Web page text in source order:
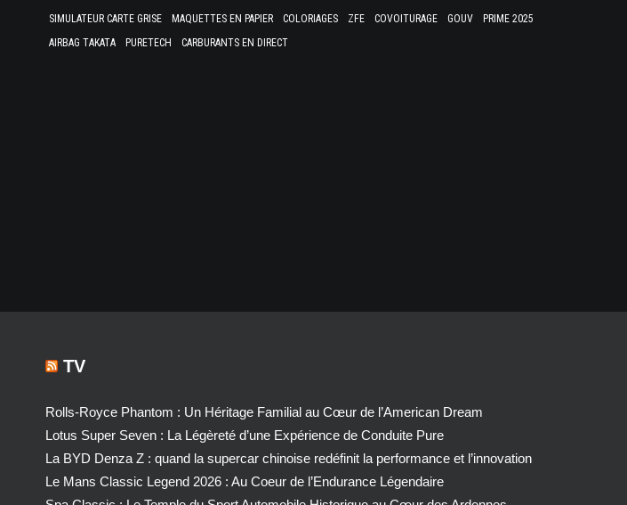
SIMULATEUR CARTE GRISE MAQUETTES EN PAPIER COLORIAGES ZFE COVOITURAGE GOUV
PRIME 2025
AIRBAG TAKATA
PURETECH CARBURANTS EN DIRECT
TV
Rolls-Royce Phantom : Un Héritage Familial au Cœur de l’American Dream
Lotus Super Seven : La Légèreté d’une Expérience de Conduite Pure
La BYD Denza Z : quand la supercar chinoise redéfinit la performance et l’innovation
Le Mans Classic Legend 2026 : Au Coeur de l’Endurance Légendaire